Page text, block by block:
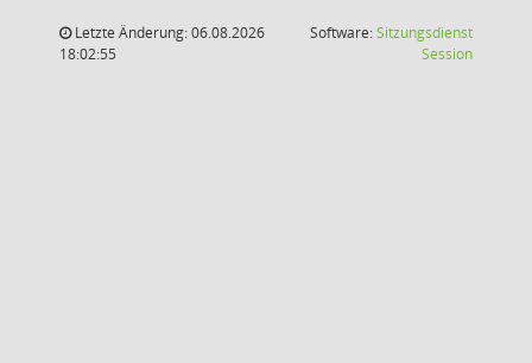
Letzte Änderung: 06.08.2026
18:02:55
Software:Sitzungsdienst
Session(Wird in